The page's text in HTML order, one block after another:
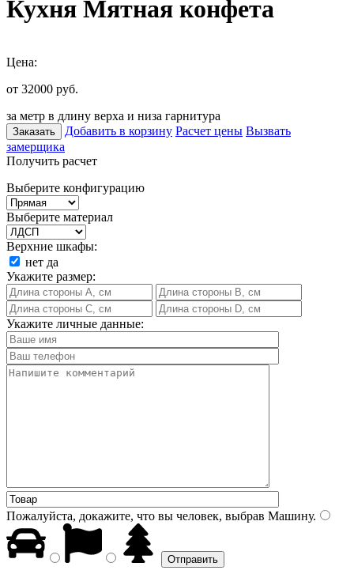
Кухня Мятная конфета
Цена:
от 32000 руб.
за метр в длину верха и низа гарнитура
Заказать Добавить в корзину Расчет цены Вызвать
замерщика
Получить расчет
Выберите конфигурацию
Выберите материал
Верхние шкафы:
нет да
Укажите размер:
Укажите личные данные:
Пожалуйста, докажите, что вы человек, выбрав Машину.